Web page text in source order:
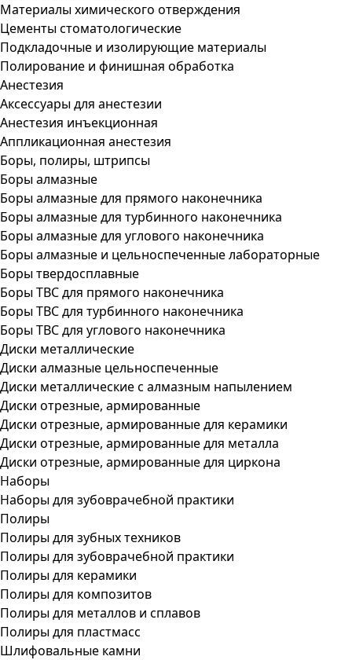
Материалы химического отверждения
Цементы стоматологические
Подкладочные и изолирующие материалы
Полирование и финишная обработка
Анестезия
Аксессуары для анестезии
Анестезия инъекционная
Аппликационная анестезия
Боры, полиры, штрипсы
Боры алмазные
Боры алмазные для прямого наконечника
Боры алмазные для турбинного наконечника
Боры алмазные для углового наконечника
Боры алмазные и цельноспеченные лабораторные
Боры твердосплавные
Боры ТВС для прямого наконечника
Боры ТВС для турбинного наконечника
Боры ТВС для углового наконечника
Диски металлические
Диски алмазные цельноспеченные
Диски металлические с алмазным напылением
Диски отрезные, армированные
Диски отрезные, армированные для керамики
Диски отрезные, армированные для металла
Диски отрезные, армированные для циркона
Наборы
Наборы для зубоврачебной практики
Полиры
Полиры для зубных техников
Полиры для зубоврачебной практики
Полиры для керамики
Полиры для композитов
Полиры для металлов и сплавов
Полиры для пластмасс
Шлифовальные камни